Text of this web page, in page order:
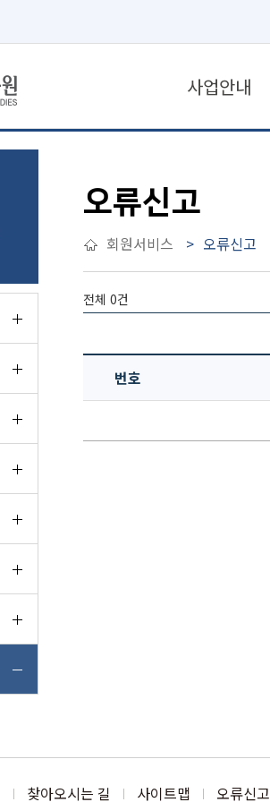
사업안내
오류신고
회원서비스 오류신고
전체 0건
번호
찾아오시는 길 사이트맵 오류신고